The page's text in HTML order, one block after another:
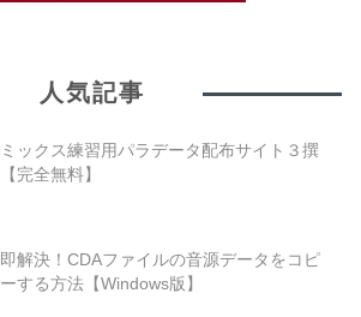
人気記事
ミックス練習用パラデータ配布サイト３撰
【完全無料】
即解決！CDAファイルの音源データをコピ
ーする方法【Windows版】